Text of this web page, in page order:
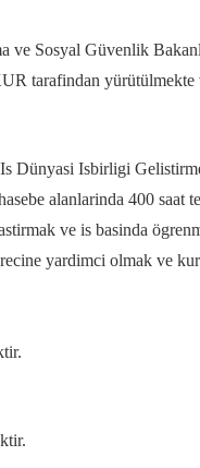
ve Sosyal Güvenlik
tarafindan yürütülmekte
Isbirligi
alanlarinda 400
ve is basinda
yardimci olmak ve